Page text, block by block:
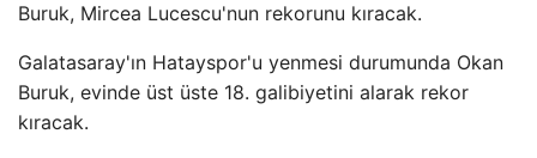
Buruk, Mircea Lucescu'nun rekorunu kıracak.
Galatasaray'ın Hatayspor'u yenmesi durumunda Okan
Buruk, evinde üst üste 18. galibiyetini alarak rekor
kıracak.